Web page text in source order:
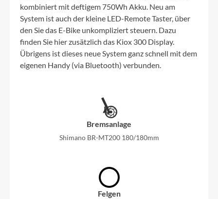
kombiniert mit deftigem 750Wh Akku. Neu am
System ist auch der kleine LED-Remote Taster, über
den Sie das E-Bike unkompliziert steuern. Dazu
finden Sie hier zusätzlich das Kiox 300 Display.
Übrigens ist dieses neue System ganz schnell mit dem
eigenen Handy (via Bluetooth) verbunden.
Bremsanlage
Shimano BR-MT200 180/180mm
Felgen